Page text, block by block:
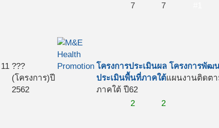
7
7
11 ???
(โครงการ)ปี
2562
โครงการประเมินผล โครงการพั
ประเมินพื้นที่ภาคใต้แผนงานติดตา
ภาคใต้ ปี62
2
2